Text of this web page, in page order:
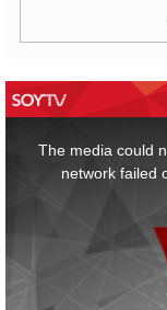
The media could
network failed